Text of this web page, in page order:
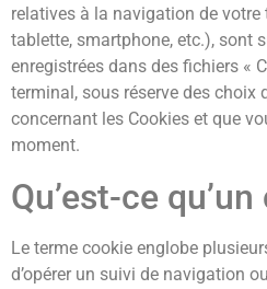
relatives à la navigation de votre
tablette, smartphone, etc.), sont
enregistrées dans des fichiers «
terminal, sous réserve des choix
concernant les Cookies et que
moment.
Qu’est-ce
Le terme cookie englobe
d’opérer un suivi de navigation